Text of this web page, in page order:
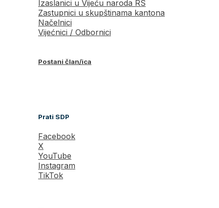
Izaslanici u Vijeću naroda RS
Zastupnici u skupštinama kantona
Načelnici
Vijećnici / Odbornici
Postani član/ica
Prati SDP
Facebook
X
YouTube
Instagram
TikTok